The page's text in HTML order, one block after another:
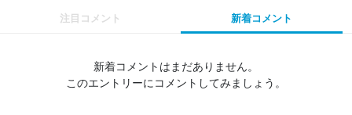
注目コメント 新着コメント
新着コメントはまだありません。
このエントリーにコメントしてみましょう。